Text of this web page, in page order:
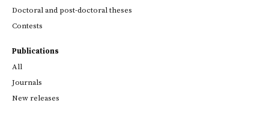
Doctoral and post-doctoral theses
Contests
Publications
All
Journals
New releases